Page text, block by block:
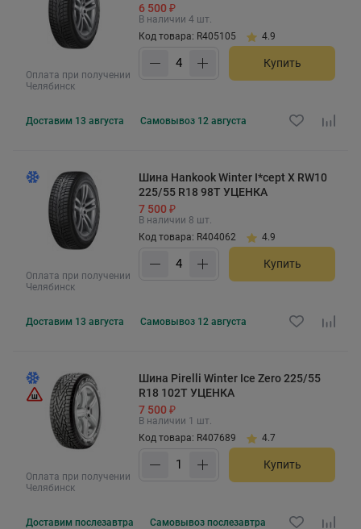
Оплата при получении
Челябинск
6 500 ₽
В наличии 4 шт.
Код товара: R405105
4.9
Купить
Доставим 13 августа Самовывоз 12 августа
Оплата при получении
Челябинск
Шина Hankook Winter I*cept X RW10
225/55 R18 98T УЦЕНКА
7 500 ₽
В наличии 8 шт.
Код товара: R404062
4.9
Купить
Доставим 13 августа Самовывоз 12 августа
Оплата при получении
Челябинск
Шина Pirelli Winter Ice Zero 225/55
R18 102T УЦЕНКА
7 500 ₽
В наличии 1 шт.
Код товара: R407689
4.7
Купить
Доставим послезавтра Самовывоз послезавтра